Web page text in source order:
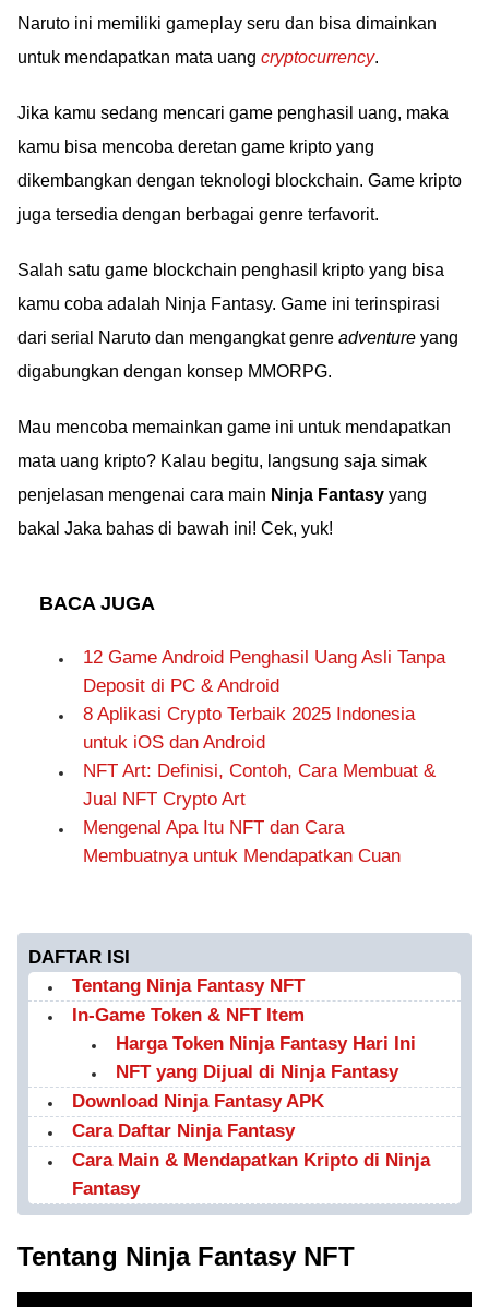
Naruto ini memiliki gameplay seru dan bisa dimainkan
untuk mendapatkan mata uang cryptocurrency.
Jika kamu sedang mencari game penghasil uang, maka
kamu bisa mencoba deretan game kripto yang
dikembangkan dengan teknologi blockchain. Game kripto
juga tersedia dengan berbagai genre terfavorit.
Salah satu game blockchain penghasil kripto yang bisa
kamu coba adalah Ninja Fantasy. Game ini terinspirasi
dari serial Naruto dan mengangkat genre adventure yang
digabungkan dengan konsep MMORPG.
Mau mencoba memainkan game ini untuk mendapatkan
mata uang kripto? Kalau begitu, langsung saja simak
penjelasan mengenai cara main Ninja Fantasy yang
bakal Jaka bahas di bawah ini! Cek, yuk!
BACA JUGA
12 Game Android Penghasil Uang Asli Tanpa
Deposit di PC & Android
8 Aplikasi Crypto Terbaik 2025 Indonesia
untuk iOS dan Android
NFT Art: Definisi, Contoh, Cara Membuat &
Jual NFT Crypto Art
Mengenal Apa Itu NFT dan Cara
Membuatnya untuk Mendapatkan Cuan
DAFTAR ISI
Tentang Ninja Fantasy NFT
In-Game Token & NFT Item
Harga Token Ninja Fantasy Hari Ini
NFT yang Dijual di Ninja Fantasy
Download Ninja Fantasy APK
Cara Daftar Ninja Fantasy
Cara Main & Mendapatkan Kripto di Ninja
Fantasy
Tentang Ninja Fantasy NFT